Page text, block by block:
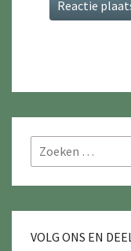
Zoeken
naar:
VOLG ONS EN